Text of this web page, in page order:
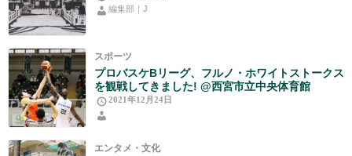
編集部｜J
スポーツ
プロバスケBリーグ、フルノ・ホワイトストークス
を観戦してきました! @西宮市立中央体育館
2021年12月24日
エンタメ・文化